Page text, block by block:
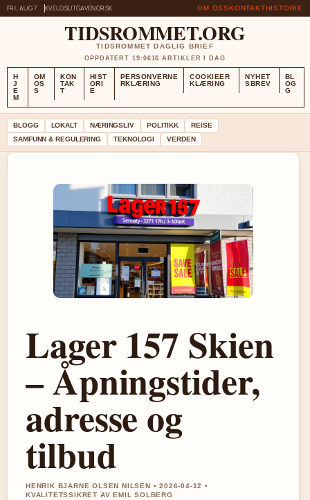
FRI, AUG 7 KVELDSUTGAVENORSK OM OSSKONTAKTHISTORIE
TIDSROMMET.ORG
TIDSROMMET DAGLIG BRIEF
OPPDATERT 19:0616 ARTIKLER I DAG
H
J
E
M
OM
OS
S
KON
TAK
T
HIST
ORI
E
PERSONVERNE
RKLÆRING
COOKIEER
KLÆRING
NYHET
SBREV
BL
OG
G
BLOGG LOKALT NÆRINGSLIV POLITIKK
REISE
SAMFUNN & REGULERING
TEKNOLOGI VERDEN
Lager 157 Skien
– Åpningstider,
adresse og
tilbud
HENRIK BJARNE OLSEN NILSEN • 2026-04-12 •
KVALITETSSIKRET AV EMIL SOLBERG